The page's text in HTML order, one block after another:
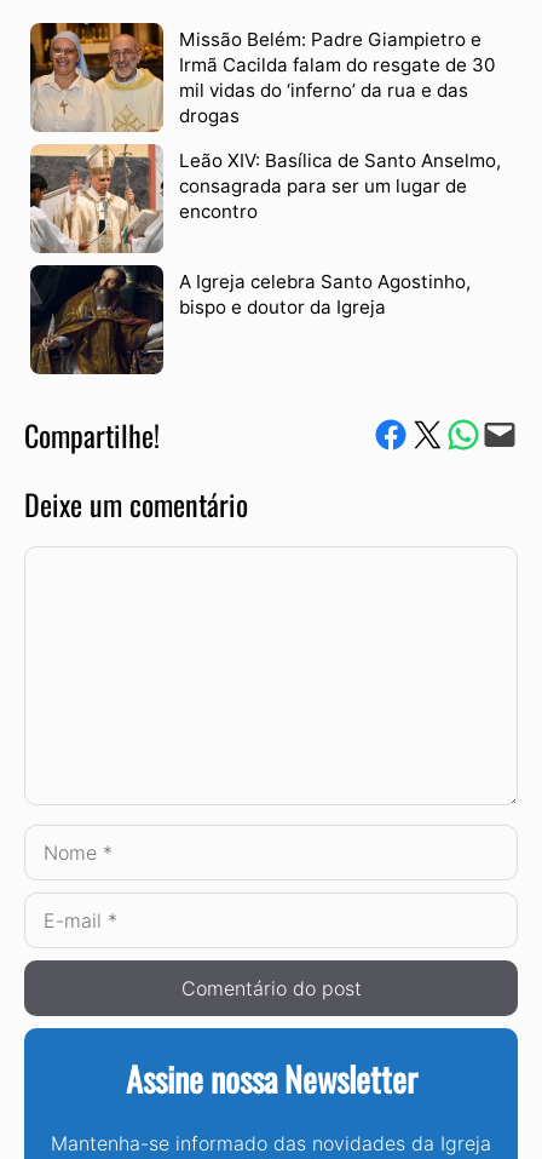
Missão Belém: Padre Giampietro e
Irmã Cacilda falam do resgate de 30
mil vidas do ‘inferno’ da rua e das
drogas
Leão XIV: Basílica de Santo Anselmo,
consagrada para ser um lugar de
encontro
A Igreja celebra Santo Agostinho,
bispo e doutor da Igreja
Compartilhe! Compartilhe no Facebook
Compartilhe no Twitter
Compartile via
Envie via e-mail
Deixe um comentário
Comentário
Nome
E-
mail
Assine nossa Newsletter
Mantenha-se informado das novidades da Igreja